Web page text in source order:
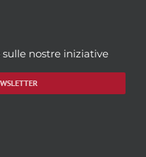
nostre iniziative